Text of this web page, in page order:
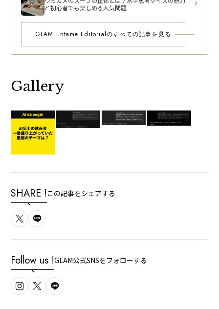
と初心者でも楽しめる人気問題
GLAM Entame Editorialのすべての記事を見る
Gallery
SHARE ! この記事をシェアする
Follow us !GLAM公式SNSをフォローする